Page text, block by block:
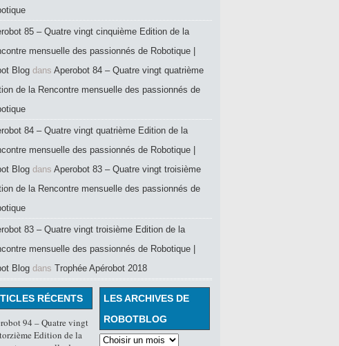
85 – Quatre vingt cinquième Edition de la
mensuelle des passionnés de Robotique |
Blog dans Aperobot 84 – Quatre vingt quatrième
de la Rencontre mensuelle des passionnés de
84 – Quatre vingt quatrième Edition de la
mensuelle des passionnés de Robotique |
Blog dans Aperobot 83 – Quatre vingt troisième
de la Rencontre mensuelle des passionnés de
83 – Quatre vingt troisième Edition de la
mensuelle des passionnés de Robotique |
Blog dans Trophée Apérobot 2018
LES ARCHIVES DE
ROBOTBLOG
RÉCENTS
94 – Quatre vingt
Edition de la